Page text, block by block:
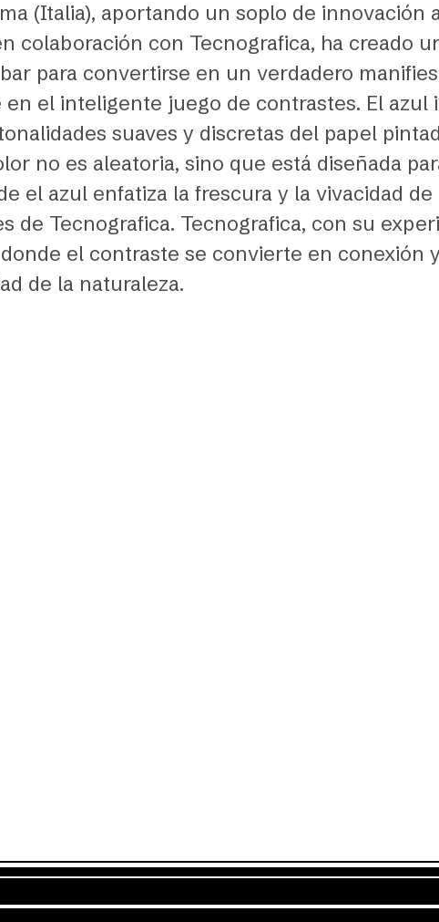
(Italia), aportando un soplo de innovación
colaboración con Tecnografica, ha creado
para convertirse en un verdadero
en el inteligente juego de contrastes. El
suaves y discretas del papel
no es aleatoria, sino que está diseñada
el azul enfatiza la frescura y la vivacidad
de Tecnografica. Tecnografica, con su
el contraste se convierte en conexión
de la naturaleza.